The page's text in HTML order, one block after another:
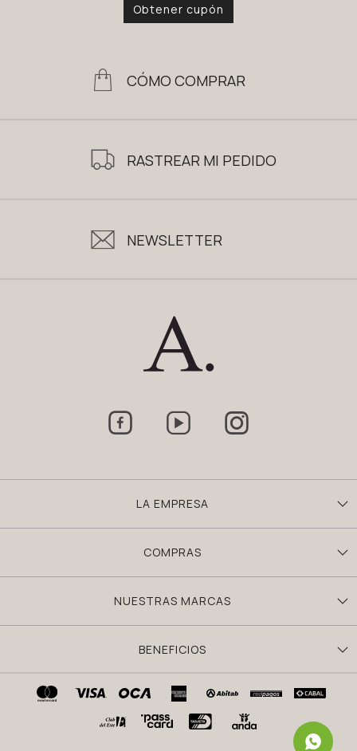
Obtener cupón
CÓMO COMPRAR
RASTREAR MI PEDIDO
NEWSLETTER
LA EMPRESA
COMPRAS
NUESTRAS MARCAS
BENEFICIOS
  